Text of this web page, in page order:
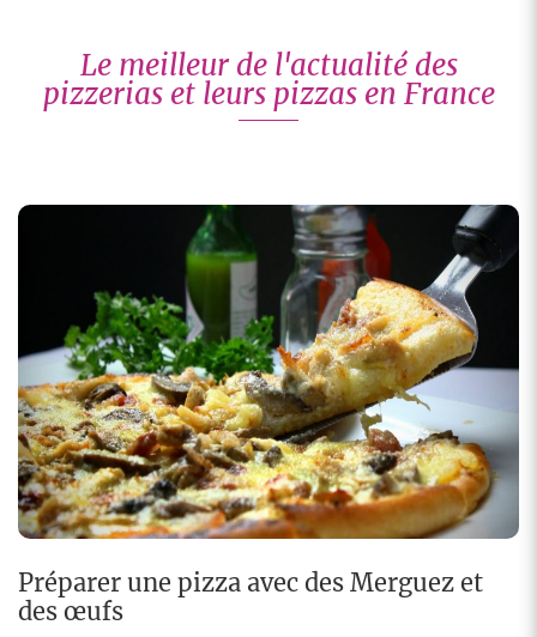
Le meilleur de l'actualité des
pizzerias et leurs pizzas en France
Préparer une pizza avec des Merguez et
des œufs